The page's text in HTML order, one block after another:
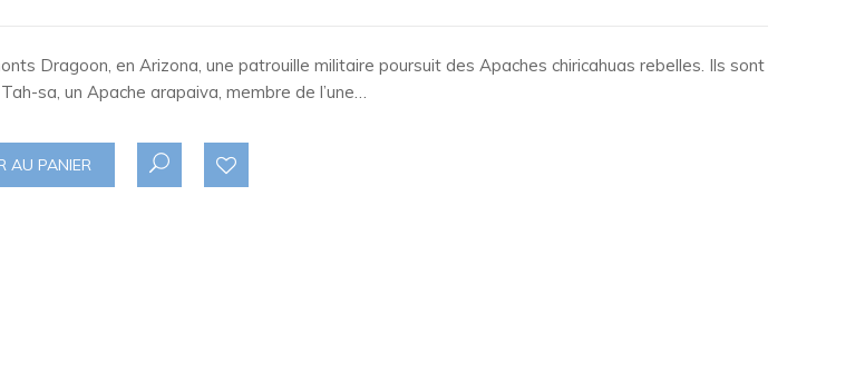
Dragoon, en Arizona, une patrouille militaire poursuit des Apaches chiricahuas rebelles. Ils sont
sa, un Apache arapaiva, membre de l’une…
AU PANIER